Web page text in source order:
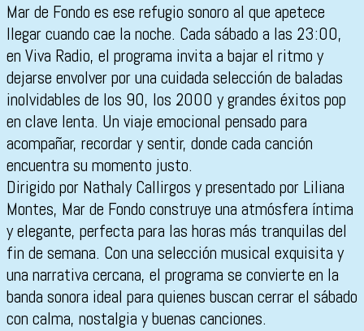
Mar de Fondo es ese refugio sonoro al que apetece
llegar cuando cae la noche. Cada sábado a las 23:00,
en Viva Radio, el programa invita a bajar el ritmo y
dejarse envolver por una cuidada selección de baladas
inolvidables de los 90, los 2000 y grandes éxitos pop
en clave lenta. Un viaje emocional pensado para
acompañar, recordar y sentir, donde cada canción
encuentra su momento justo.
Dirigido por Nathaly Callirgos y presentado por Liliana
Montes, Mar de Fondo construye una atmósfera íntima
y elegante, perfecta para las horas más tranquilas del
fin de semana. Con una selección musical exquisita y
una narrativa cercana, el programa se convierte en la
banda sonora ideal para quienes buscan cerrar el sábado
con calma, nostalgia y buenas canciones.